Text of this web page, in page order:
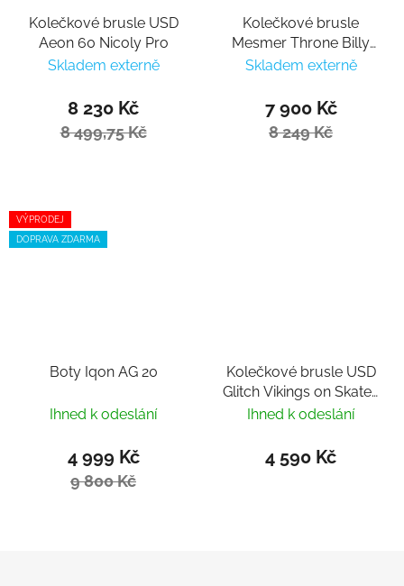
Kolečkové brusle USD
Aeon 60 Nicoly Pro
Skladem externě
8 230 Kč
8 499,75 Kč
Kolečkové brusle
Mesmer Throne Billy
O`Neill
Skladem externě
7 900 Kč
8 249 Kč
VÝPRODEJ
DOPRAVA ZDARMA
Boty Iqon AG 20
Ihned k odeslání
4 999 Kč
9 800 Kč
Kolečkové brusle USD
Glitch Vikings on Skates
nastavitelné
Ihned k odeslání
4 590 Kč